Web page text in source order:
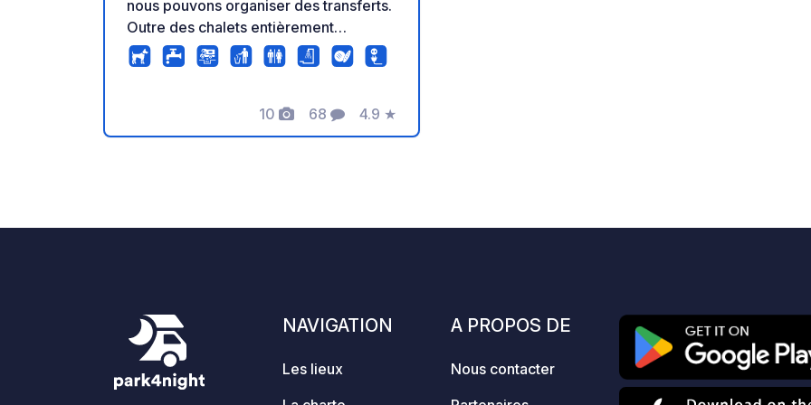
nous pouvons organiser des transferts.
Outre des chalets entièrement
équipés, nous proposons un parking
pour camping-cars. Il y a une piscine,
buanderie et une cuisine.
10
Photos
68
Commentaires
4.9
Note
★
NAVIGATION
Les lieux
A PROPOS DE
Nous contacter